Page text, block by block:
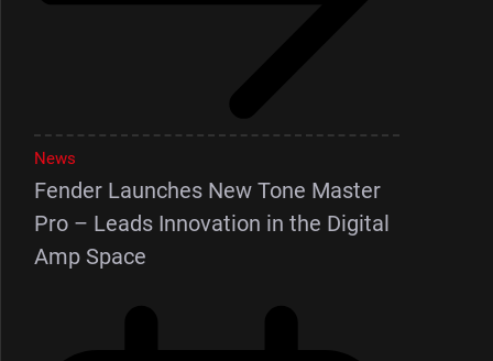
News
Fender Launches New Tone Master
Pro – Leads Innovation in the Digital
Amp Space